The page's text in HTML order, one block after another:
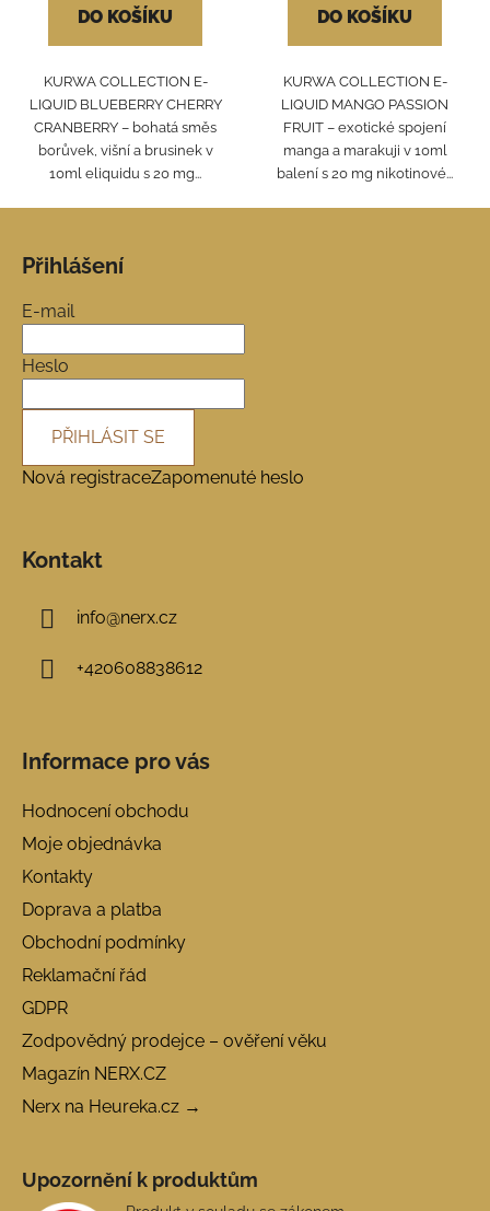
DO KOŠÍKU
KURWA COLLECTION E-
LIQUID BLUEBERRY CHERRY
CRANBERRY – bohatá směs
borůvek, višní a brusinek v
10ml eliquidu s 20 mg...
DO KOŠÍKU
KURWA COLLECTION E-
LIQUID MANGO PASSION
FRUIT – exotické spojení
manga a marakuji v 10ml
balení s 20 mg nikotinové...
Přihlášení
E-mail
Heslo
PŘIHLÁSIT SE
Nová registraceZapomenuté heslo
Kontakt
info@nerx.cz
+420608838612
Informace pro vás
Hodnocení obchodu
Moje objednávka
Kontakty
Doprava a platba
Obchodní podmínky
Reklamační řád
GDPR
Zodpovědný prodejce – ověření věku
Magazín NERX.CZ
Nerx na Heureka.cz →
Upozornění k produktům